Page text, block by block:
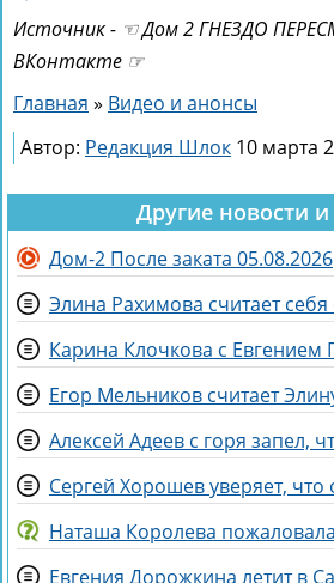
Источник - ☜ Дом 2 ГНЕЗДО
ВКонтакте ☞
Главная » Видео и анонсы
Автор: Редакция Шлок 10 марта
Другие новости
Дом-2 После заката 05.08.2026
Сергей Хорошев уверяет,